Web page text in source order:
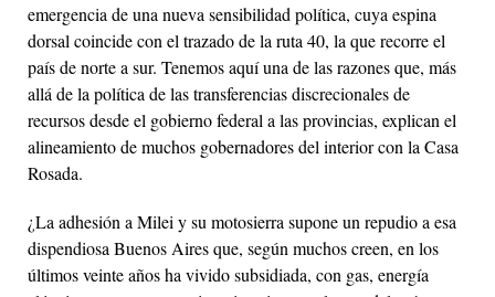
emergencia de una nueva sensibilidad política, cuya espina
dorsal coincide con el trazado de la ruta 40, la que recorre el
país de norte a sur. Tenemos aquí una de las razones que, más
allá de la política de las transferencias discrecionales de
recursos desde el gobierno federal a las provincias, explican el
alineamiento de muchos gobernadores del interior con la Casa
Rosada.
¿La adhesión a Milei y su motosierra supone un repudio a esa
dispendiosa Buenos Aires que, según muchos creen, en los
últimos veinte años ha vivido subsidiada, con gas, energía